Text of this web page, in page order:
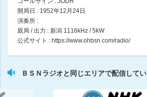
日本全国８時です
藤森祥平 / 北村まあさ
08:00 ～ 08:15
プリンス・モ－ニング・インフオメ－ション
ドクターごとうの熱血訪問クリニック
開局日 : 1952年12月24日
演奏所 :
親局 / 出力 : 新潟 1116kHz / 5kW
公式サイト : https://www.ohbsn.com/radio/
ＢＳＮラジオと同じエリアで配信して